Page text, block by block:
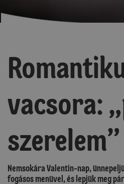
vacsora:
szerelem”
Nemsokára Valentin-nap,
fogásos menüvel, és lepjük meg